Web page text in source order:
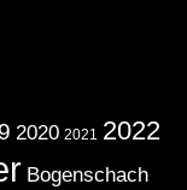
2020 2021 2022
Bogenschach